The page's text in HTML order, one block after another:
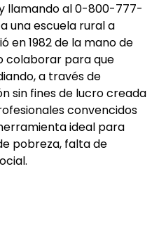
llamando al 0-800-777-
una escuela rural a
en 1982 de la mano de
colaborar para que
a través de
sin fines de lucro creada
convencidos
ideal para
pobreza, falta de